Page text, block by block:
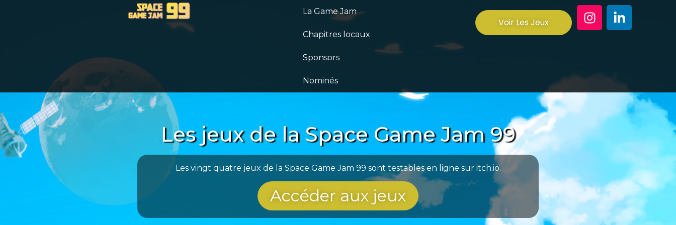
La Game Jam
Chapitres locaux
Sponsors
Nominés
Voir Les Jeux
Les jeux de la Space Game Jam 99
Les vingt quatre jeux de la Space Game Jam 99 sont testables en ligne sur itch.io.
Accéder aux jeux